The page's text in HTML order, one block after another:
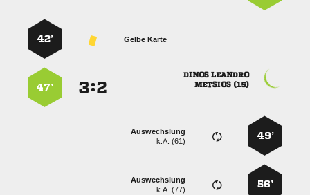
Gelbe Karte
42’
 
 
:
47’
49’
Auswechslung
k.A. (61)
56’
Auswechslung
k.A. (77)